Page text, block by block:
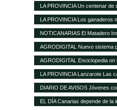
vanguardia de todo el
registrados durante el
LA PROVINCIA Un centenar
productos en la Península
LA PROVINCIA Los ganaderos
1.500 cochinos
NOTICANARIAS El Matadero
prestación regular de sus
AGRODIGITAL Nuevo sistema
AGRODIGITAL Enciclopedia
LA PROVINCIA Lanzarote Las
DIARIO DE AVISOS Jóvenes
EL DÍA Canarias depende de la